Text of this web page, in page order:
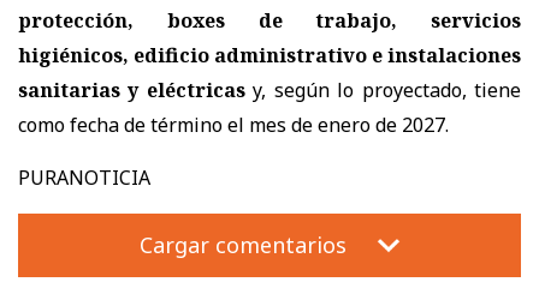
protección, boxes de trabajo, servicios
higiénicos, edificio administrativo e instalaciones
sanitarias y eléctricasy, según lo proyectado, tiene
como fecha de término el mes de enero de 2027.
PURANOTICIA
Cargar comentarios